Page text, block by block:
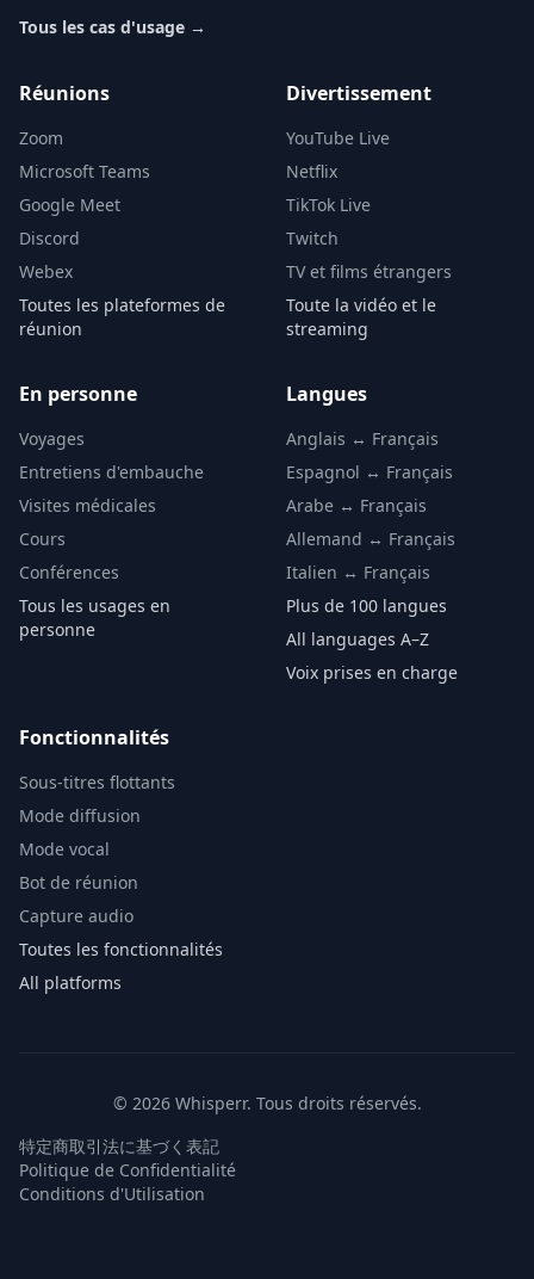
Tous les cas d'usage →
Réunions
Zoom
Microsoft Teams
Google Meet
Discord
Webex
Toutes les plateformes de
réunion
Divertissement
YouTube Live
Netflix
TikTok Live
Twitch
TV et films étrangers
Toute la vidéo et le
streaming
En personne
Voyages
Entretiens d'embauche
Visites médicales
Cours
Conférences
Tous les usages en
personne
Langues
Anglais ↔ Français
Espagnol ↔ Français
Arabe ↔ Français
Allemand ↔ Français
Italien ↔ Français
Plus de 100 langues
All languages A–Z
Voix prises en charge
Fonctionnalités
Sous-titres flottants
Mode diffusion
Mode vocal
Bot de réunion
Capture audio
Toutes les fonctionnalités
All platforms
© 2026 Whisperr. Tous droits réservés.
特定商取引法に基づく表記
Politique de Confidentialité
Conditions d'Utilisation